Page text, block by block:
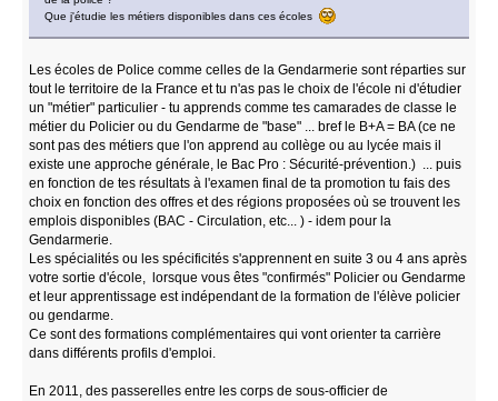
Que j'étudie les métiers disponibles dans ces écoles
Les écoles de Police comme celles de la Gendarmerie sont réparties sur
tout le territoire de la France et tu n'as pas le choix de l'école ni d'étudier
un "métier" particulier - tu apprends comme tes camarades de classe le
métier du Policier ou du Gendarme de "base" ... bref le B+A = BA (ce ne
sont pas des métiers que l'on apprend au collège ou au lycée mais il
existe une approche générale, le Bac Pro : Sécurité-prévention.) ... puis
en fonction de tes résultats à l'examen final de ta promotion tu fais des
choix en fonction des offres et des régions proposées où se trouvent les
emplois disponibles (BAC - Circulation, etc... ) - idem pour la
Gendarmerie.
Les spécialités ou les spécificités s'apprennent en suite 3 ou 4 ans après
votre sortie d'école, lorsque vous êtes "confirmés" Policier ou Gendarme
et leur apprentissage est indépendant de la formation de l'élève policier
ou gendarme.
Ce sont des formations complémentaires qui vont orienter ta carrière
dans différents profils d'emploi.
En 2011, des passerelles entre les corps de sous-officier de